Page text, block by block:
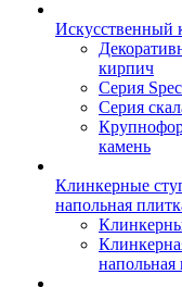
Искусственный
кирпич
Серия
Серия
камень
Клинкерные
напольная
напольная